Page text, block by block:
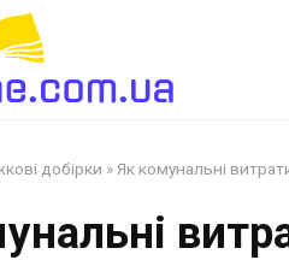
добірки » Як комунальні